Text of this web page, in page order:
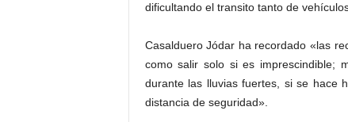
dificultando el transito tanto de
Casalduero Jódar ha recordado «las
como salir solo si es imprescindible;
durante las lluvias fuertes, si se hace
distancia de seguridad».